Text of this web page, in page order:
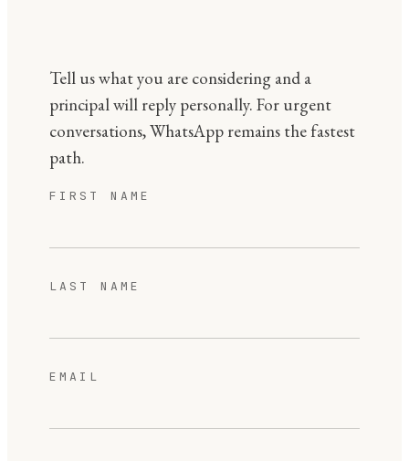
Tell us what you are considering and a
principal will reply personally. For urgent
conversations, WhatsApp remains the fastest
path.
FIRST NAME
LAST NAME
EMAIL